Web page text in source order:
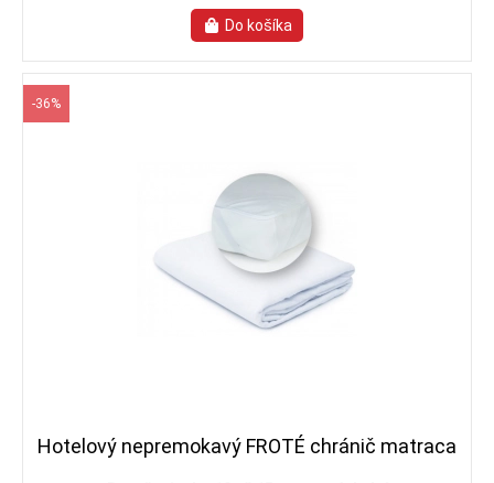
-36%
Hotelový nepremokavý FROTÉ chránič matraca